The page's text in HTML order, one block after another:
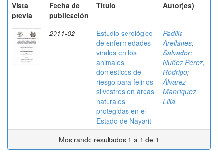
Vista
previa
Fecha de
publicación
Título Autor(es)
2011-02
Estudio serológico
de enfermedades
virales en los
animales
domésticos de
riesgo para felinos
silvestres en áreas
naturales
protegidas en el
Estado de Nayarit
Padilla
Arellanes,
Salvador;
Nuñez Pérez,
Rodrigo;
Álvarez
Manríquez,
Lilia
Mostrando resultados 1 a 1 de 1